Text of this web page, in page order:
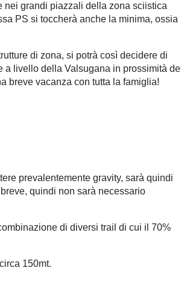
nei grandi piazzali della zona sciistica
PS si toccherà anche la minima, ossia
di zona, si potrà così decidere di
livello della Valsugana in prossimità del
breve vacanza con tutta la famiglia!
prevalentemente gravity, sarà quindi
quindi non sarà necessario
di diversi trail di cui il 70%
150mt.